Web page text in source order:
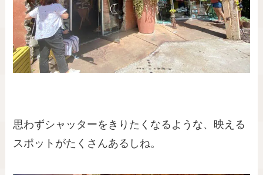
思わずシャッターをきりたくなるような、映える
スポットがたくさんあるしね。